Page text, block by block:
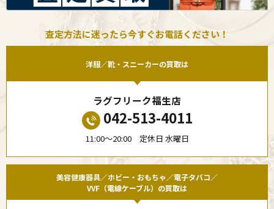
査定方法に迷ったら今すぐお電話ください！
洋服／靴・スニーカーの買取は
ラグフリーク福生店
042-513-4011
11:00〜20:00 定休日 水曜日
美容健康器具／ホビー・おもちゃ／電子タバコ／
VVF（電線ケーブル）の買取は